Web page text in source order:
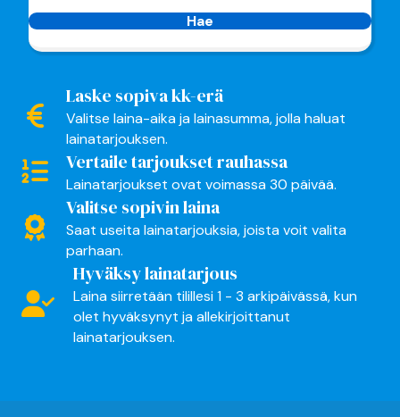
Hae
Laske sopiva kk-erä
Valitse laina-aika ja lainasumma, jolla haluat
lainatarjouksen.
Vertaile tarjoukset rauhassa
Lainatarjoukset ovat voimassa 30 päivää.
Valitse sopivin laina
Saat useita lainatarjouksia, joista voit valita
parhaan.
Hyväksy lainatarjous
Laina siirretään tilillesi 1 - 3 arkipäivässä, kun
olet hyväksynyt ja allekirjoittanut
lainatarjouksen.